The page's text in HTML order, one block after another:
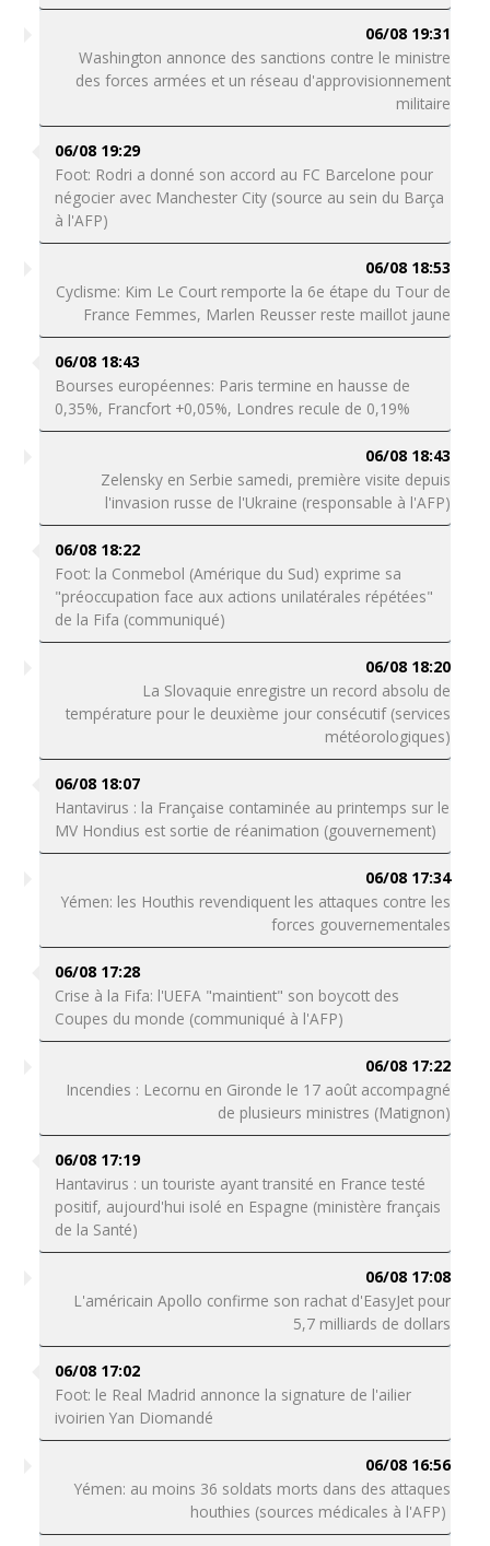
06/08 19:31
Washington annonce des sanctions contre le ministre
des forces armées et un réseau d'approvisionnement
militaire
06/08 19:29
Foot: Rodri a donné son accord au FC Barcelone pour
négocier avec Manchester City (source au sein du Barça
à l'AFP)
06/08 18:53
Cyclisme: Kim Le Court remporte la 6e étape du Tour de
France Femmes, Marlen Reusser reste maillot jaune
06/08 18:43
Bourses européennes: Paris termine en hausse de
0,35%, Francfort +0,05%, Londres recule de 0,19%
06/08 18:43
Zelensky en Serbie samedi, première visite depuis
l'invasion russe de l'Ukraine (responsable à l'AFP)
06/08 18:22
Foot: la Conmebol (Amérique du Sud) exprime sa
"préoccupation face aux actions unilatérales répétées"
de la Fifa (communiqué)
06/08 18:20
La Slovaquie enregistre un record absolu de
température pour le deuxième jour consécutif (services
météorologiques)
06/08 18:07
Hantavirus : la Française contaminée au printemps sur le
MV Hondius est sortie de réanimation (gouvernement)
06/08 17:34
Yémen: les Houthis revendiquent les attaques contre les
forces gouvernementales
06/08 17:28
Crise à la Fifa: l'UEFA "maintient" son boycott des
Coupes du monde (communiqué à l'AFP)
06/08 17:22
Incendies : Lecornu en Gironde le 17 août accompagné
de plusieurs ministres (Matignon)
06/08 17:19
Hantavirus : un touriste ayant transité en France testé
positif, aujourd'hui isolé en Espagne (ministère français
de la Santé)
06/08 17:08
L'américain Apollo confirme son rachat d'EasyJet pour
5,7 milliards de dollars
06/08 17:02
Foot: le Real Madrid annonce la signature de l'ailier
ivoirien Yan Diomandé
06/08 16:56
Yémen: au moins 36 soldats morts dans des attaques
houthies (sources médicales à l'AFP)